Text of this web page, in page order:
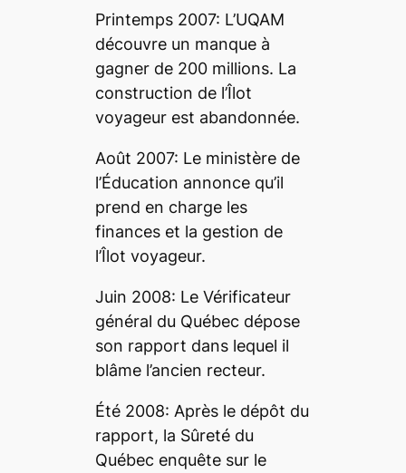
Printemps 2007: L’UQAM
découvre un manque à
gagner de 200 millions. La
construction de l’Îlot
voyageur est abandonnée.
Août 2007: Le ministère de
l’Éducation annonce qu’il
prend en charge les
finances et la gestion de
l’Îlot voyageur.
Juin 2008: Le Vérificateur
général du Québec dépose
son rapport dans lequel il
blâme l’ancien recteur.
Été 2008: Après le dépôt du
rapport, la Sûreté du
Québec enquête sur le